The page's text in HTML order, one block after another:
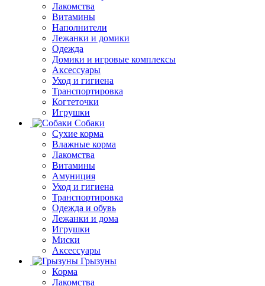
Лакомства
Витамины
Наполнители
Лежанки и домики
Одежда
Домики и игровые комплексы
Аксессуары
Уход и гигиена
Транспортировка
Когтеточки
Игрушки
Собаки
Сухие корма
Влажные корма
Лакомства
Витамины
Амуниция
Уход и гигиена
Транспортировка
Одежда и обувь
Лежанки и дома
Игрушки
Миски
Аксессуары
Грызуны
Корма
Лакомства